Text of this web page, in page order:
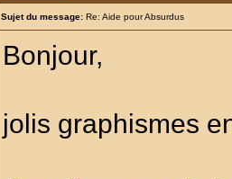
Sujet du message: Re: Aide pour Absurdus
Bonjour,
jolis graphismes